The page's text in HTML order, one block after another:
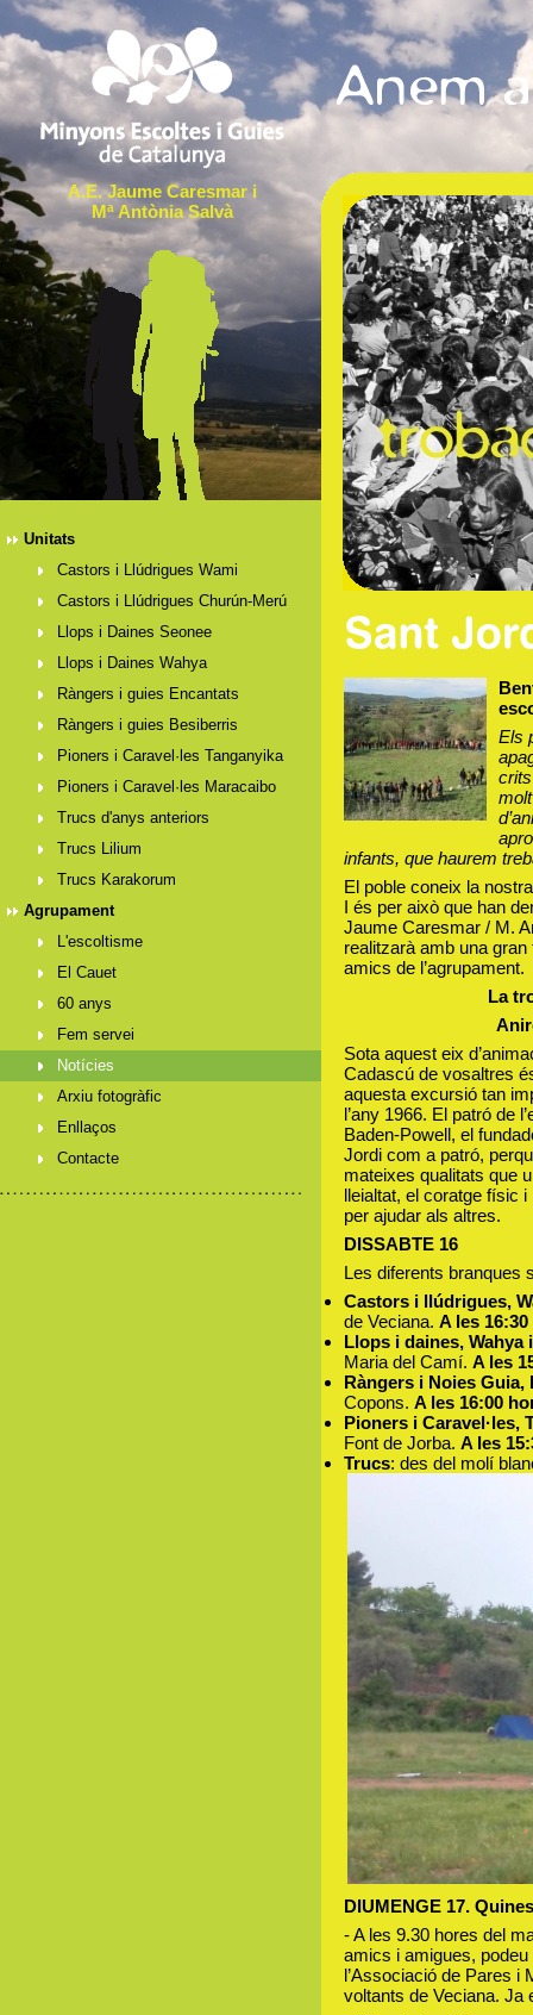
A.E. Jaume Caresmar i
Mª Antònia Salvà
Unitats
Castors i Llúdrigues Wami
Castors i Llúdrigues Churún-Merú
Llops i Daines Seonee
Llops i Daines Wahya
Ràngers i guies Encantats
Ràngers i guies Besiberris
Pioners i Caravel·les Tanganyika
Pioners i Caravel·les Maracaibo
Trucs d'anys anteriors
Trucs Lilium
Trucs Karakorum
Agrupament
L'escoltisme
El Cauet
60 anys
Fem servei
Notícies
Arxiu fotogràfic
Enllaços
Contacte
Els
infants, que haurem
El poble coneix la
I és per això que han
Jaume Caresmar / M.
realitzarà amb una
amics de l’agrupament.
La
Sota aquest eix
Cadascú de vosaltres
aquesta excursió tan
l’any 1966. El patró de
Baden-Powell, el
Jordi com a patró,
mateixes qualitats que
lleialtat, el coratge físic
per ajudar als altres.
DISSABTE 16
Les diferents branques
Castors i llúdrigues,
de Veciana. A les 16:30
Llops i daines, Wahya
Maria del Camí. A les
Ràngers i Noies
Copons. A les 16:00
Pioners i Caravel·les,
Font de Jorba. A les
Trucs: des del molí
DIUMENGE 17.
- A les 9.30 hores del
amics i amigues,
l’Associació de Pares i
voltants de Veciana. Ja